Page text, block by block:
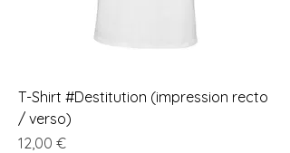
T-Shirt #Destitution (impression recto
/ verso)
Prix
12,00 €